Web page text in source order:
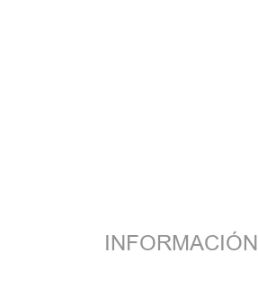
INFORMACIÓN